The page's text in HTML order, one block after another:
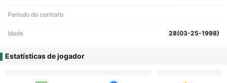
Período do contrato
Idade 28(03-25-1998)
Estatísticas de jogador